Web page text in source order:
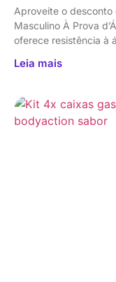
Aproveite o desconto
Masculino À Prova
oferece resistência à
Leia mais